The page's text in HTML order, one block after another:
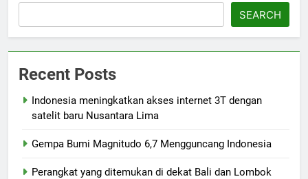
SEARCH
Recent Posts
Indonesia meningkatkan akses internet 3T dengan
satelit baru Nusantara Lima
Gempa Bumi Magnitudo 6,7 Mengguncang Indonesia
Perangkat yang ditemukan di dekat Bali dan Lombok